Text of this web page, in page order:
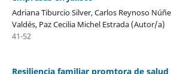
Adriana Tiburcio Silver, Carlos Reynoso
Valdés, Paz Cecilia Michel Estrada (Autor/a)
41-52
Resiliencia familiar promtora de